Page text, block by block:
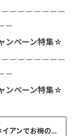
－－－－－－－
－
ンペーン特集☆
－－－－－－－
－
ンペーン特集☆
【動画】ベトナムのホイアンでお椀のボートに乗ってみた